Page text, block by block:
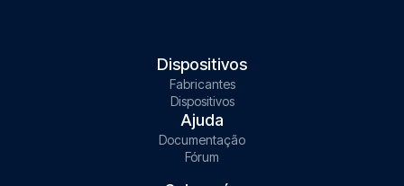
Dispositivos
Fabricantes
Dispositivos
Ajuda
Documentação
Fórum